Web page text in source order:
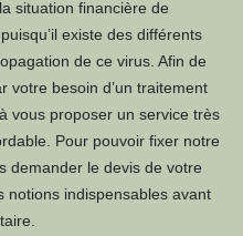
situation financière de
existe des différents
de ce virus. Afin de
votre besoin d’un traitement
vous proposer un service très
Pour pouvoir fixer notre
demander le devis de votre
notions indispensables avant